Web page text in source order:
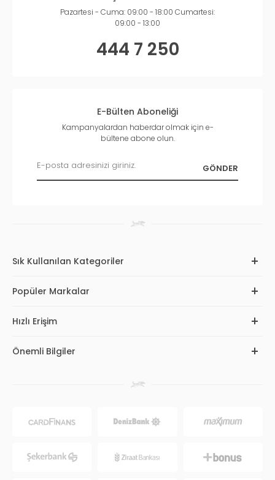
Pazartesi - Cuma: 09:00 - 18:00 Cumartesi:
09:00 - 13:00
444 7 250
E-Bülten Aboneliği
Kampanyalardan haberdar olmak için e-
bültene abone olun.
Sık Kullanılan Kategoriler
Popüler Markalar
Hızlı Erişim
Önemli Bilgiler